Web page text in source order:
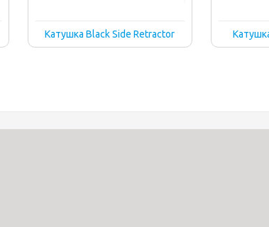
Катушка Black Side Retractor